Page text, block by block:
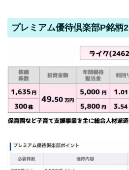
プレミアム優待倶楽部P銘柄2